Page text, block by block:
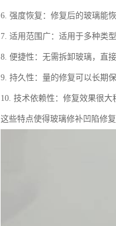
6. 强度恢复：修复后的玻璃能
7. 适用范围广：适用于多种类
8. 便捷性：无需拆卸玻璃，直
9. 持久性：量的修复可以长期
10. 技术依赖性：修复效果很大
这些特点使得玻璃修补凹陷修